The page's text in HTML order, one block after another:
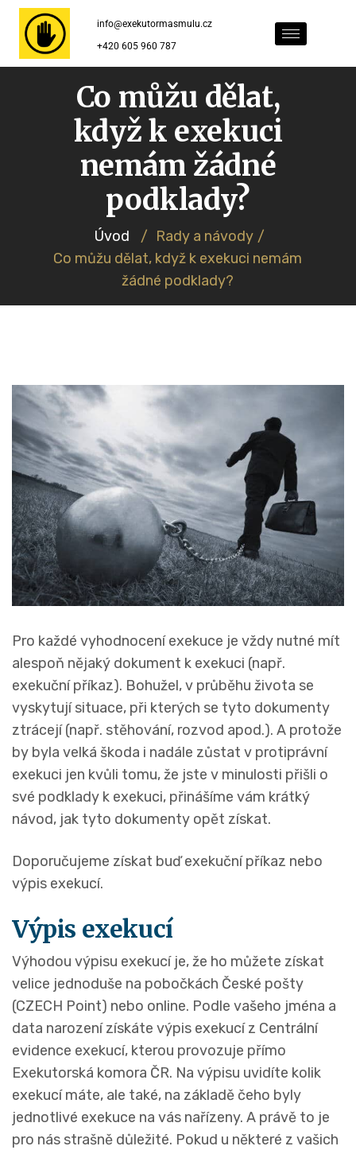
info@exekutormasmulu.cz
+420 605 960 787
Co můžu dělat,
když k exekuci
nemám žádné
podklady?
Úvod / Rady a návody /
Co můžu dělat, když k exekuci nemám
žádné podklady?
Pro každé vyhodnocení exekuce je vždy nutné mít
alespoň nějaký dokument k exekuci (např.
exekuční příkaz). Bohužel, v průběhu života se
vyskytují situace, při kterých se tyto dokumenty
ztrácejí (např. stěhování, rozvod apod.). A protože
by byla velká škoda i nadále zůstat v protiprávní
exekuci jen kvůli tomu, že jste v minulosti přišli o
své podklady k exekuci, přinášíme vám krátký
návod, jak tyto dokumenty opět získat.
Doporučujeme získat buď exekuční příkaz nebo
výpis exekucí.
Výpis exekucí
Výhodou výpisu exekucí je, že ho můžete získat
velice jednoduše na pobočkách České pošty
(CZECH Point) nebo online. Podle vašeho jména a
data narození získáte výpis exekucí z Centrální
evidence exekucí, kterou provozuje přímo
Exekutorská komora ČR. Na výpisu uvidíte kolik
exekucí máte, ale také, na základě čeho byly
jednotlivé exekuce na vás nařízeny. A právě to je
pro nás strašně důležité. Pokud u některé z vašich